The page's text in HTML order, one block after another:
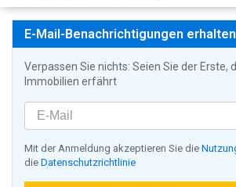
E-Mail-Benachrichtigungen erhalten
Verpassen Sie nichts: Seien Sie der Erste,
Immobilien erfährt
Mit der Anmeldung akzeptieren Sie die
die Datenschutzrichtlinie